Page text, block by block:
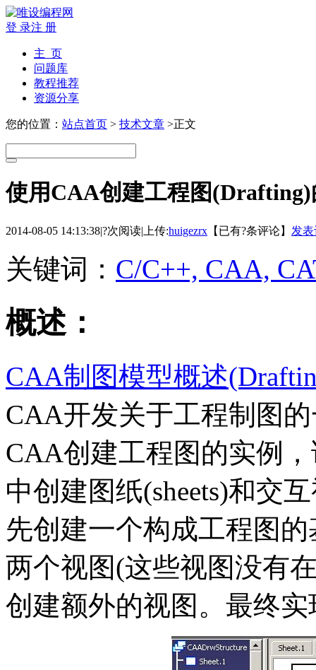
登 录注 册
主 页
问题库
教程推荐
资源分享
您的位置： 站点首页 > 技术文章 >正文
使用CAA创建工程图
2014-08-05 14:13:38|?次阅读| 上传:huigezrx 【已有?条评论】 发
关键词： C/C++, CAA,
概述：
CAA制图模型概述
CAA开发关于工程制图
CAA创建工程图的实例
中创建图纸(sheets)和交
先创建一个构成工程图
两个视图(这些视图没有
创建额外的视图。最终